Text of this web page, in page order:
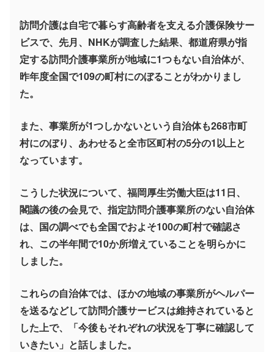
訪問介護は自宅で暮らす高齢者を支える介護保険サー
ビスで、先月、NHKが調査した結果、都道府県が指
定する訪問介護事業所が地域に1つもない自治体が、
昨年度全国で109の町村にのぼることがわかりまし
た。
また、事業所が1つしかないという自治体も268市町
村にのぼり、あわせると全市区町村の5分の1以上と
なっています。
こうした状況について、福岡厚生労働大臣は11日、
閣議の後の会見で、指定訪問介護事業所のない自治体
は、国の調べでも全国でおよそ100の町村で確認さ
れ、この半年間で10か所増えていることを明らかに
しました。
これらの自治体では、ほかの地域の事業所がヘルパー
を送るなどして訪問介護サービスは維持されていると
した上で、「今後もそれぞれの状況を丁寧に確認して
いきたい」と話しました。